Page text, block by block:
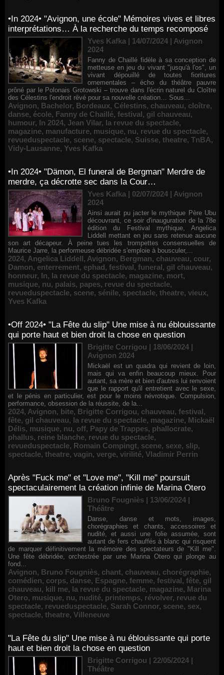
•In 2024• "Avignon, une école" Mémoires vives et libres
interprétations… À la recherche du temps recomposé
Yves Kafka | 14/07/2024 | Avignon
2024
Fanny de Chaillé fidèle à sa conception de
metteuse en jeu du vivant "jusqu'à l'os", un
vivant dépouillé de toutes fioritures
ornementales – écho du théâtre pauvre
prôné par le Polonais Grotowski – trouve dans l'écrin naturel du Cloître
des Célestins l'endroit rêvé pour sa nouvelle création… Sous...
Avignon, Bachelor, Bordeaux, Célestins, chauveau, cloître,
danse, école, Fanny de Chaillé, festival, gil chauveau,
humour, In 2024, Jean Vilar, la revue du spectacle,
magazine, manufacture, musique, nu, revue du spectacle,
revueduspectacle, scene, spectacle, Suisse, theatre, TnBA,
Vidy-Lausanne, Yves Kafka
•In 2024• "Dämon, El funeral de Bergman" Merdre de
merdre, ça décrotte sec dans la Cour…
Yves Kafka | 02/07/2024 | Avignon
2024
Ainsi aurait pu jacter le mythique Père Ubu
découvrant, ce soir d'inauguration de la 78e
édition du Festival mythique, Angelica
Liddell mettant en jeu sans retenue aucune
son art décapeur. À peine tues les trompettes consensuelles de
Maurice Jarre, la performeuse débridée s'emploie à bousculer,...
2024, Angelica Liddell, Avignon, Bergman, chauveau, cour,
Damon, enterrement, ephad, festival, funeral, gil chauveau,
honneur, In, la revue du spectacle, magazine, mort,
musique, nu, palais, papes, revue du spectacle,
revueduspectacle, scene, sénile, spectacle, theatre, vieux,
Yves Kafka
•Off 2024• "La Fête du slip" Une mise à nu éblouissante
qui porte haut et bien droit la chose en question
Brigitte Corrigou | 18/06/2024 |
Avignon 2024
Mickaël est un quadra qui revient de loin,
mais qui va enfin beaucoup mieux. Pour
autant, sa mère et bien d'autres lui renvoient
que le rapport qu'il entretient avec le sexe,
et le pénis en particulier, est pour le moins névrotique. Compulsion,
performance, obsession de la réussite, de la...
2024, Avignon, bite, Brigitte Corrigou, chauveau, festival,
fête, gil chauveau, la revue du spectacle, magazine, Mickaël
Délis, musique, nu, off, Papy de Trappes, phallocrate,
phallus, reine blanche, revue du spectacle,
revueduspectacle, Romain Compingt, scene, sexe, slip,
spectacle, theatre, vagin, verge, virilité, Vladimir Perrin
Après "Fuck me" et "Love me", "Kill me" poursuit
spectaculairement la création infinie de Marina Otero
Bruno Fougniès | 13/06/2024 |
Théâtre
Danse, danse et mots, images,
chorégraphies et chants, accessoires et
nudité, et aussi une folie assumée, sont
autant de fers chauffés à blanc qui risquent
de marquer définitivement la mémoire des spectateurs de "Kill me".
Une fête débridée, orchestrée par une Marina Otero qui plonge au
fond...
Avignon, Bruno Fougniès, chant, chauveau, chorégraphie,
comédien, corps, danse, Espagne, femme, festival, fête, gil
chauveau, kill me, la revue du spectacle, magazine, Marina
Otero, musique, nu, nudité, printemps, révolver, revue du
spectacle, revueduspectacle, Sarah Connor, scene, sex,
spectacle, theatre, Villeneuve
"La Fête du slip" Une mise à nu éblouissante qui porte
haut et bien droit la chose en question
Brigitte Corrigou | 22/05/2024 |
Théâtre